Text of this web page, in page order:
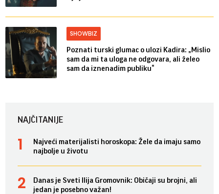
SHOWBIZ
Poznati turski glumac o ulozi Kadira: „Mislio
sam da mi ta uloga ne odgovara, ali želeo
sam da iznenadim publiku“
NAJČITANIJE
Najveći materijalisti horoskopa: Žele da imaju samo
najbolje u životu
Danas je Sveti Ilija Gromovnik: Običaji su brojni, ali
jedan je posebno važan!